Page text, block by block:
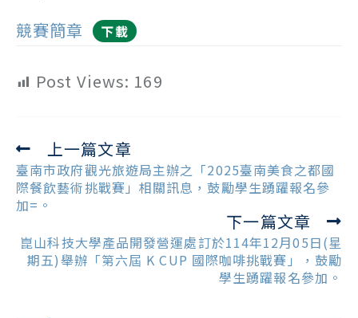
競賽簡章
下載
Post Views: 169
Read
more
articles
上一篇文章
臺南市政府觀光旅遊局主辦之「2025臺南美食之都國
際餐飲藝術挑戰賽」相關訊息，鼓勵學生踴躍報名參
加=。
下一篇文章
崑山科技大學產品開發營運處訂於114年12月05日(星
期五)舉辦「第六屆 K CUP 國際咖啡挑戰賽」，鼓勵
學生踴躍報名參加。